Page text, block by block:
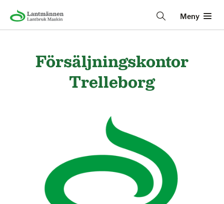
Meny
Försäljningskontor
Trelleborg